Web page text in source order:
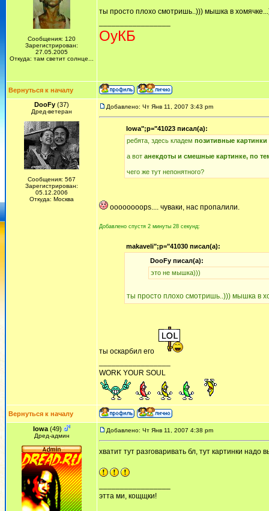
Сообщения: 120
Зарегистрирован:
27.05.2005
Откуда: там светит солнце...
ты просто плохо смотришь..))) мышка в
ОуКБ
Вернуться к началу
DooFy (37)
Дред-ветеран
Сообщения: 567
Зарегистрирован:
05.12.2006
Откуда: Москва
Добавлено: Чт Янв 11, 2007 3:43 pm
Iowa";p="41023 писал(а):
ребята, здесь кладем позитивные картинки
а вот анекдоты и смешные картинке, по
чего же тут непонятного?
oooooooops.... чуваки, нас пропалили.
Добавлено спустя 2 минуты 28 секунд:
makaveli";p="41030 писал(а):
DooFy писал(а):
это не мышка)))
ты просто плохо смотришь..))) мышка в
ты оскарбил его
WORK YOUR SOUL
Вернуться к началу
Iowa (49)
Дред-админ
Добавлено: Чт Янв 11, 2007 4:38 pm
хватит тут разговаривать бл, тут картинки надо
этта ми, кощщки!